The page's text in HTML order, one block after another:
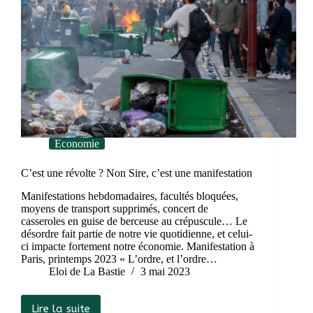
Economie
C’est une révolte ? Non Sire, c’est une manifestation
Manifestations hebdomadaires, facultés bloquées,
moyens de transport supprimés, concert de
casseroles en guise de berceuse au crépuscule… Le
désordre fait partie de notre vie quotidienne, et celui-
ci impacte fortement notre économie. Manifestation à
Paris, printemps 2023 « L’ordre, et l’ordre…
Eloi de La Bastie
3 mai 2023
Lire la suite